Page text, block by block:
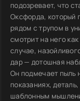
подозревает, что
Оксфорда, который
рядом с трупом в
смотрит на него
случае,
дар — дотошная
Он подмечает пыль
показаниях,
шаблонным